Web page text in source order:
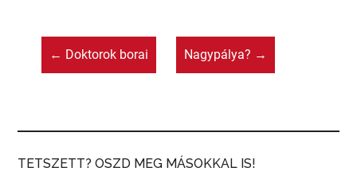
← Doktorok borai Nagypálya? →
TETSZETT? OSZD MEG MÁSOKKAL IS!